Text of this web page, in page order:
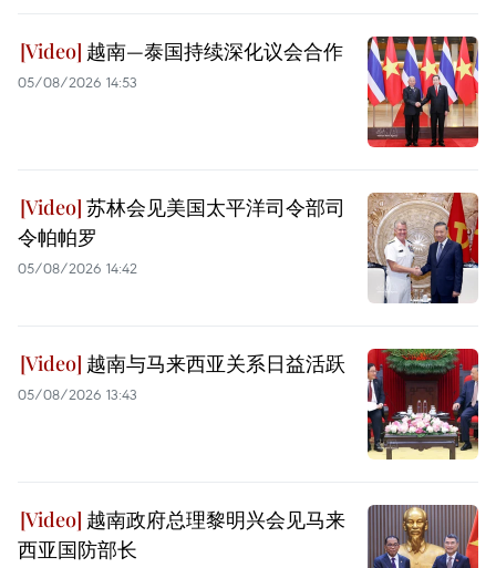
越南—泰国持续深化议会合作
05/08/2026 14:53
苏林会见美国太平洋司令部司
令帕帕罗
05/08/2026 14:42
越南与马来西亚关系日益活跃
05/08/2026 13:43
越南政府总理黎明兴会见马来
西亚国防部长